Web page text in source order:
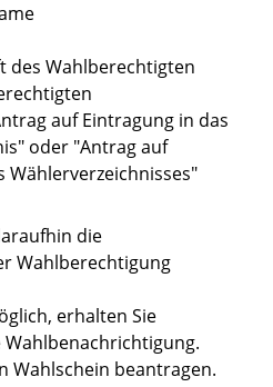
des Wahlberechtigten
auf Eintragung in das
oder "Antrag auf
Wählerverzeichnisses"
die
Wahlberechtigung
erhalten Sie
Wahlschein beantragen.